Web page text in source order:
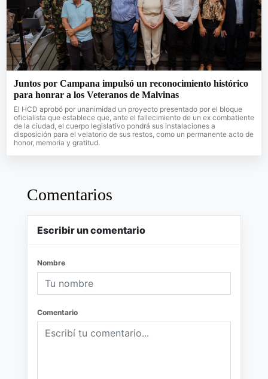
Juntos por Campana impulsó un reconocimiento histórico
para honrar a los Veteranos de Malvinas
El HCD aprobó por unanimidad un proyecto presentado por el bloque
oficialista que establece que, ante el fallecimiento de un ex combatiente
de la ciudad, el cuerpo legislativo pondrá sus instalaciones a
disposición para el velatorio de sus restos, como un permanente acto de
honor, memoria y gratitud.
Comentarios
Escribir un comentario
Nombre
Comentario